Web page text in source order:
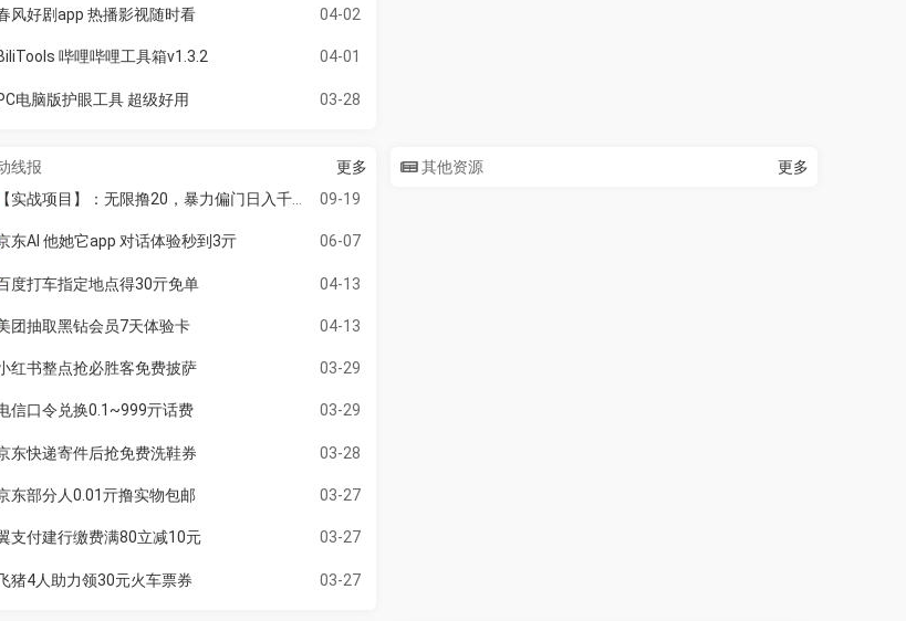
04-02
风好剧app 热播影视随时看
04-01
哔哩哔哩工具箱v1.3.2
03-28
电脑版护眼工具 超级好用
更多
线报
09-19
【实战项目】：无限撸20，暴力偏门日入千元，附视频教程
06-07
东AI 他她它app 对话体验秒到3亓
04-13
度打车指定地点得30亓免单
04-13
团抽取黑钻会员7天体验卡
03-29
红书整点抢必胜客免费披萨
03-29
信口令兑换0.1~999亓话费
03-28
东快递寄件后抢免费洗鞋券
03-27
东部分人0.01亓撸实物包邮
03-27
支付建行缴费满80立减10元
03-27
猪4人助力领30元火车票券
更多
其他资源